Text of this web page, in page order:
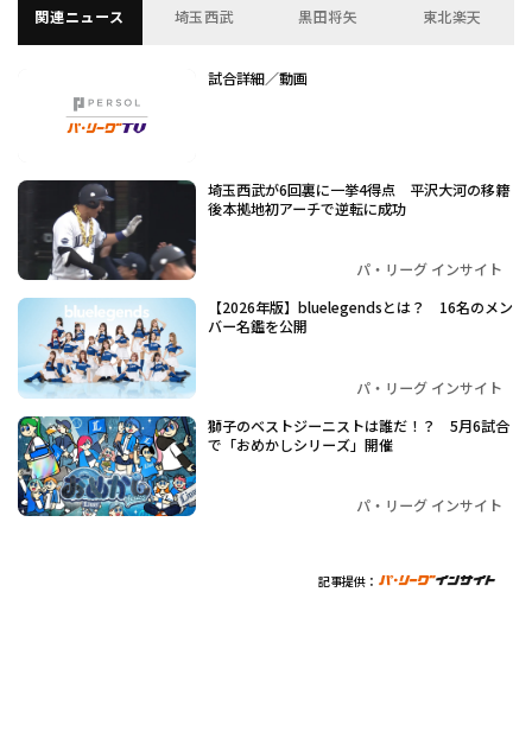
関連ニュース 埼玉西武 黒田将矢 東北楽天
試合詳細／動画
埼玉西武が6回裏に一挙4得点 平沢大河の移籍
後本拠地初アーチで逆転に成功
パ・リーグ インサイト
【2026年版】bluelegendsとは？ 16名のメン
バー名鑑を公開
パ・リーグ インサイト
獅子のベストジーニストは誰だ！？ 5月6試合
で「おめかしシリーズ」開催
パ・リーグ インサイト
記事提供：